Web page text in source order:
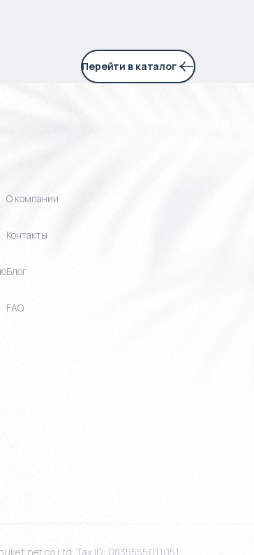
Перейти в каталог
О компании
Контакты
Блог
FAQ
co Ltd. Tax ID: 0835555011051